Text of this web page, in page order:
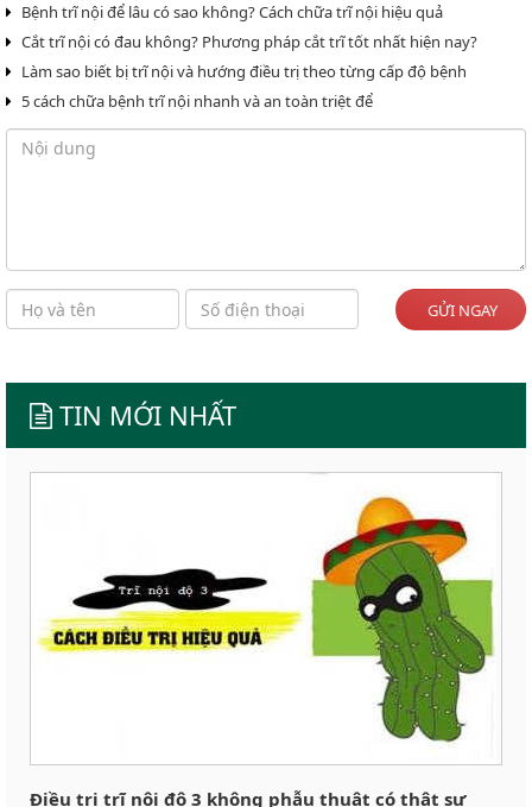
Bệnh trĩ nội để lâu có sao không? Cách chữa trĩ nội hiệu quả
Cắt trĩ nội có đau không? Phương pháp cắt trĩ tốt nhất hiện nay?
Làm sao biết bị trĩ nội và hướng điều trị theo từng cấp độ bệnh
5 cách chữa bệnh trĩ nội nhanh và an toàn triệt để
GỬI NGAY
TIN MỚI NHẤT
Điều trị trĩ nội độ 3 không phẫu thuật có thật sự